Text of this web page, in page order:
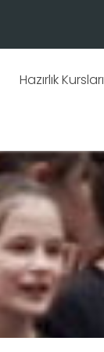
Hazırlık Kursları